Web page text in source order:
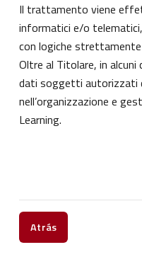
Il trattamento viene
informatici e/o
con logiche
Oltre al Titolare, in alcuni
dati soggetti autorizzati
nell’organizzazione e
Learning.
Atrás